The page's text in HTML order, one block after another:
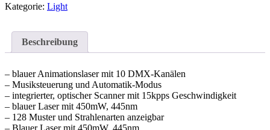
Kategorie: Light
Beschreibung
– blauer Animationslaser mit 10 DMX-Kanälen
– Musiksteuerung und Automatik-Modus
– integrierter, optischer Scanner mit 15kpps Geschwindigkeit
– blauer Laser mit 450mW, 445nm
– 128 Muster und Strahlenarten anzeigbar